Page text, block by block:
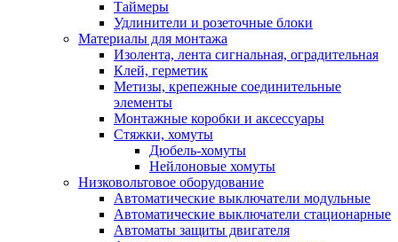
Таймеры
Удлинители и розеточные блоки
Материалы для монтажа
Изолента, лента сигнальная, оградительная
Клей, герметик
Метизы, крепежные соединительные
элементы
Монтажные коробки и аксессуары
Стяжки, хомуты
Дюбель-хомуты
Нейлоновые хомуты
Низковольтовое оборудование
Автоматические выключатели модульные
Автоматические выключатели стационарные
Автоматы защиты двигателя